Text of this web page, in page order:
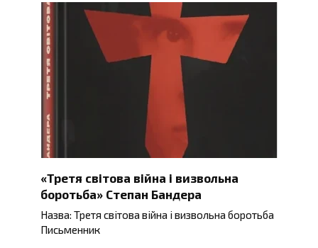
«Третя світова війна і визвольна
боротьба» Степан Бандера
Назва: Третя світова війна і визвольна боротьба
Письменник